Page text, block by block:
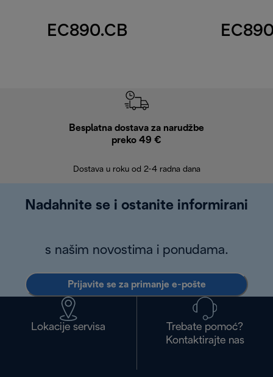
EC890.CB
Besplatna dostava za narudžbe
preko 49 €
Dostava u roku od 2-4 radna dana
Nadahnite se i ostanite informirani
s našim novostima i ponudama.
Prijavite se za primanje e-pošte
Lokacije servisa
Trebate pomoć?
Kontaktirajte nas